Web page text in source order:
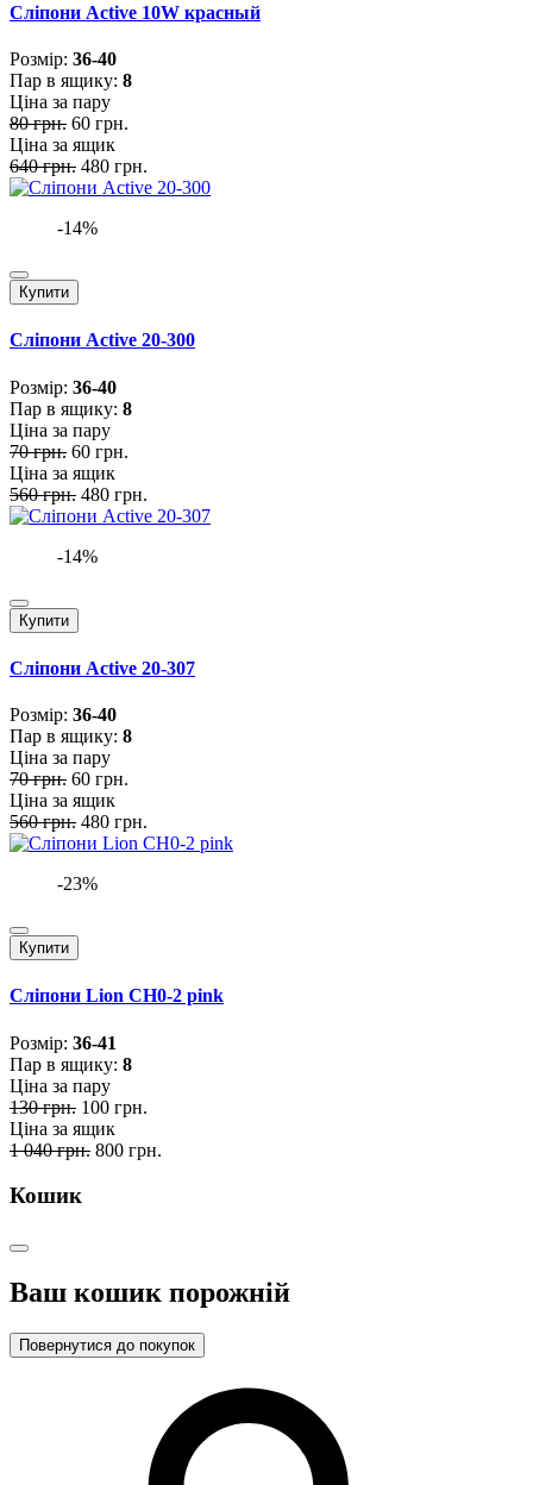
Сліпони Active 10W красный
Розмiр: 36-40
Пар в ящику: 8
Ціна за пару
80 грн. 60 грн.
Ціна за ящик
640 грн. 480 грн.
-14%
Купити
Сліпони Active 20-300
Розмiр: 36-40
Пар в ящику: 8
Ціна за пару
70 грн. 60 грн.
Ціна за ящик
560 грн. 480 грн.
-14%
Купити
Сліпони Active 20-307
Розмiр: 36-40
Пар в ящику: 8
Ціна за пару
70 грн. 60 грн.
Ціна за ящик
560 грн. 480 грн.
-23%
Купити
Сліпони Lion CH0-2 pink
Розмiр: 36-41
Пар в ящику: 8
Ціна за пару
130 грн. 100 грн.
Ціна за ящик
1 040 грн. 800 грн.
Кошик
Ваш кошик порожній
Повернутися до покупок